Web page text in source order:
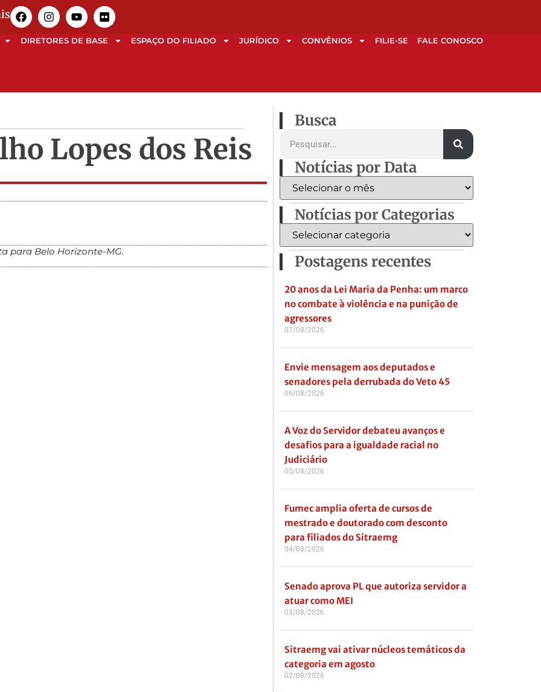
DIRETORES DE BASE ESPAÇO DO FILIADO JURÍDICO CONVÊNIOS FILIE-SE FALE CONOSCO
Lopes dos Reis
para Belo Horizonte-MG.
Busca
Notícias por Data
Notícias por Categorias
Postagens recentes
20 anos da Lei Maria da Penha: um marco
no combate à violência e na punição de
agressores
07/08/2026
Envie mensagem aos deputados e
senadores pela derrubada do Veto 45
06/08/2026
A Voz do Servidor debateu avanços e
desafios para a igualdade racial no
Judiciário
05/08/2026
Fumec amplia oferta de cursos de
mestrado e doutorado com desconto
para filiados do Sitraemg
04/08/2026
Senado aprova PL que autoriza servidor a
atuar como MEI
03/08/2026
Sitraemg vai ativar núcleos temáticos da
categoria em agosto
02/08/2026